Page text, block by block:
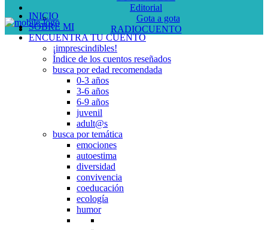
Editorial
Gota a gota
RADIOCUENTO
INICIO
SOBRE MI
ENCUENTRA TU CUENTO
¡imprescindibles!
Índice de los cuentos reseñados
busca por edad recomendada
0-3 años
3-6 años
6-9 años
juvenil
adult@s
busca por temática
emociones
autoestima
diversidad
convivencia
coeducación
ecología
humor